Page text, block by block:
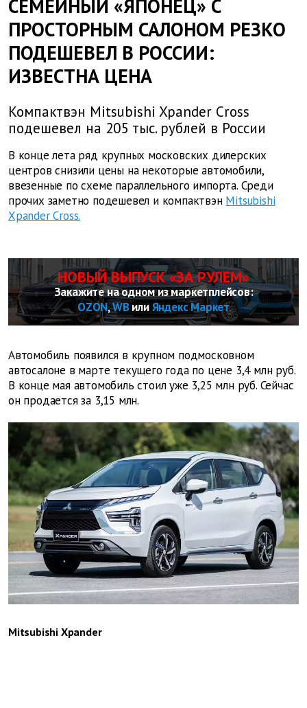
СЕМЕЙНЫЙ «ЯПОНЕЦ» С
ПРОСТОРНЫМ САЛОНОМ РЕЗКО
ПОДЕШЕВЕЛ В РОССИИ:
ИЗВЕСТНА ЦЕНА
Компактвэн Mitsubishi Xpander Cross
подешевел на 205 тыс. рублей в России
В конце лета ряд крупных московских дилерских
центров снизили цены на некоторые автомобили,
ввезенные по схеме параллельного импорта. Среди
прочих заметно подешевел и компактвэн Mitsubishi
Xpander Cross.
НОВЫЙ ВЫПУСК «ЗА РУЛЕМ»
Закажите на одном из маркетплейсов:
OZON,WBилиЯндекс Маркет
Автомобиль появился в крупном подмосковном
автосалоне в марте текущего года по цене 3,4 млн руб.
В конце мая автомобиль стоил уже 3,25 млн руб. Сейчас
он продается за 3,15 млн.
Mitsubishi Xpander